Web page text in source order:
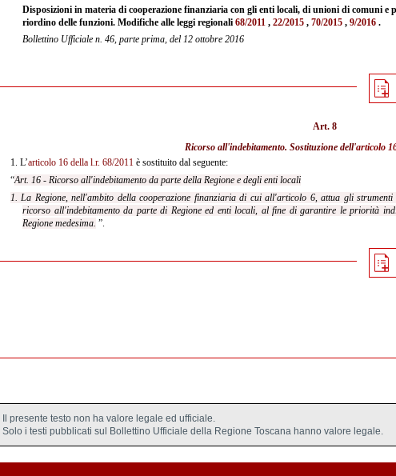
Disposizioni in materia di cooperazione finanziaria con gli enti locali, di unioni di comuni e
riordino delle funzioni. Modifiche alle leggi regionali 68/2011 , 22/2015 , 70/2015 , 9/2016 .
Bollettino Ufficiale n. 46, parte prima, del 12 ottobre 2016
Art. 8
Ricorso all'indebitamento. Sostituzione dell'articolo
1. L’articolo 16 della l.r. 68/2011 è sostituito dal seguente:
“Art. 16 - Ricorso all'indebitamento da parte della Regione e degli enti locali
1. La Regione, nell'ambito della cooperazione finanziaria di cui all'articolo 6, attua gli
ricorso all'indebitamento da parte di Regione ed enti locali, al fine di garantire le priorità
Regione medesima. ”.
Il presente testo non ha valore legale ed ufficiale.
Solo i testi pubblicati sul Bollettino Ufficiale della Regione Toscana hanno valore legale.